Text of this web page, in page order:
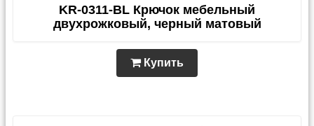
KR-0311-BL Крючок мебельный
двухрожковый, черный матовый
Купить